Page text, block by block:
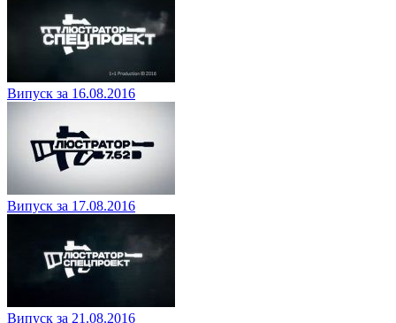
Випуск за 16.08.2016
Випуск за 17.08.2016
Випуск за 21.08.2016